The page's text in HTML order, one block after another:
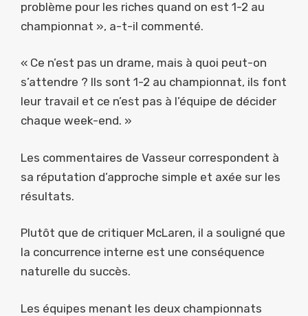
problème pour les riches quand on est 1-2 au
championnat », a-t-il commenté.
« Ce n’est pas un drame, mais à quoi peut-on
s’attendre ? Ils sont 1-2 au championnat, ils font
leur travail et ce n’est pas à l’équipe de décider
chaque week-end. »
Les commentaires de Vasseur correspondent à
sa réputation d’approche simple et axée sur les
résultats.
Plutôt que de critiquer McLaren, il a souligné que
la concurrence interne est une conséquence
naturelle du succès.
Les équipes menant les deux championnats